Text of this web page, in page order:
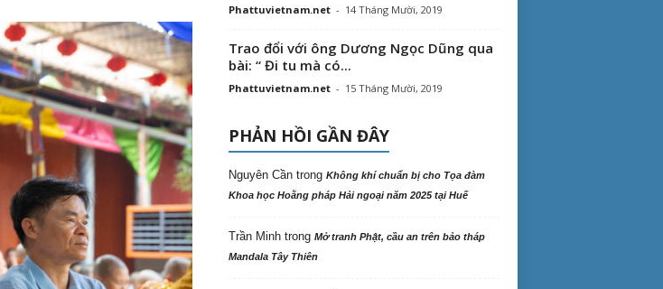
Phattuvietnam.net - 14 Tháng Mười, 2019
Trao đổi với ông Dương Ngọc Dũng qua
bài: “ Đi tu mà có...
Phattuvietnam.net - 15 Tháng Mười, 2019
PHẢN HỒI GẦN ĐÂY
Nguyên Cầntrong Không khí chuẩn bị cho Tọa đàm
Khoa học Hoằng pháp Hải ngoại năm 2025 tại Huế
Trần Minhtrong Mở tranh Phật, cầu an trên bảo tháp
Mandala Tây Thiên